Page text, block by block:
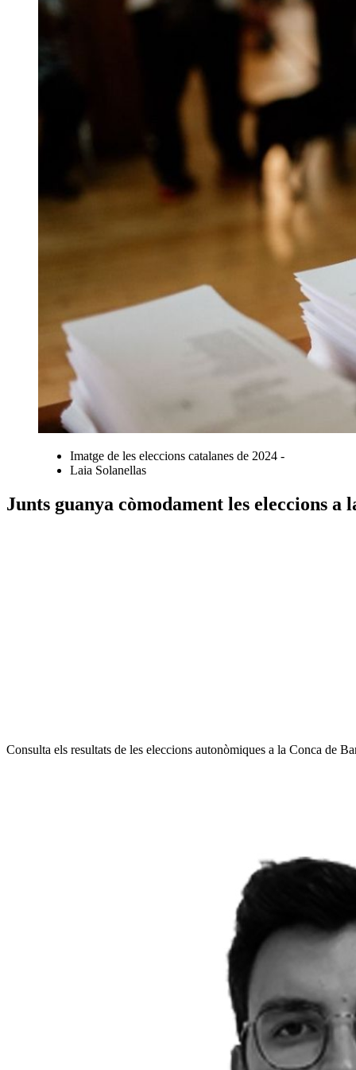
Imatge de les eleccions catalanes de 2024 -
Laia Solanellas
Junts guanya còmodament les eleccions a
Consulta els resultats de les eleccions autonòmiques a la Conca de